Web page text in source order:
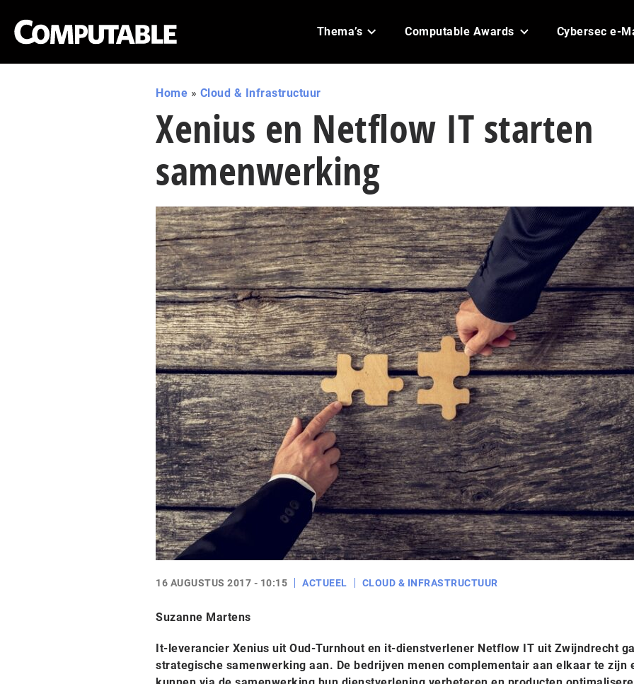
Thema’s Computable Awards Cybersec e-
Home » Cloud & Infrastructuur
Xenius en Netflow IT starten
samenwerking
16 AUGUSTUS 2017 - 10:15 ACTUEEL CLOUD & INFRASTRUCTUUR
Suzanne Martens
It-leverancier Xenius uit Oud-Turnhout en it-dienstverlener Netflow IT uit Zwijndrecht
strategische samenwerking aan. De bedrijven menen complementair aan elkaar te zijn